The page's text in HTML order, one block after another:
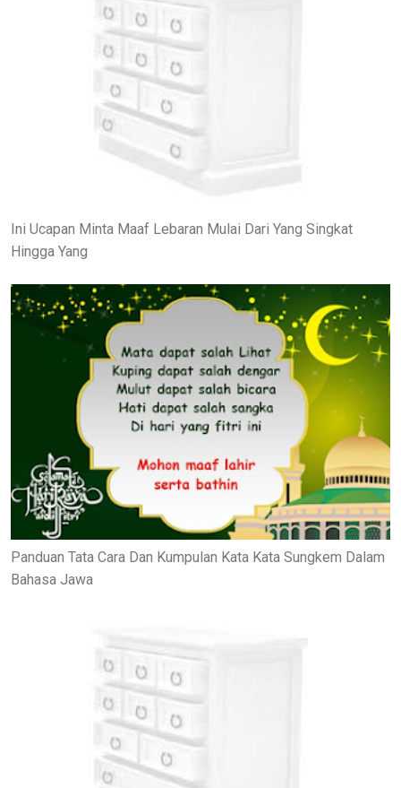
Ini Ucapan Minta Maaf Lebaran Mulai Dari Yang Singkat
Hingga Yang
Panduan Tata Cara Dan Kumpulan Kata Kata Sungkem Dalam
Bahasa Jawa